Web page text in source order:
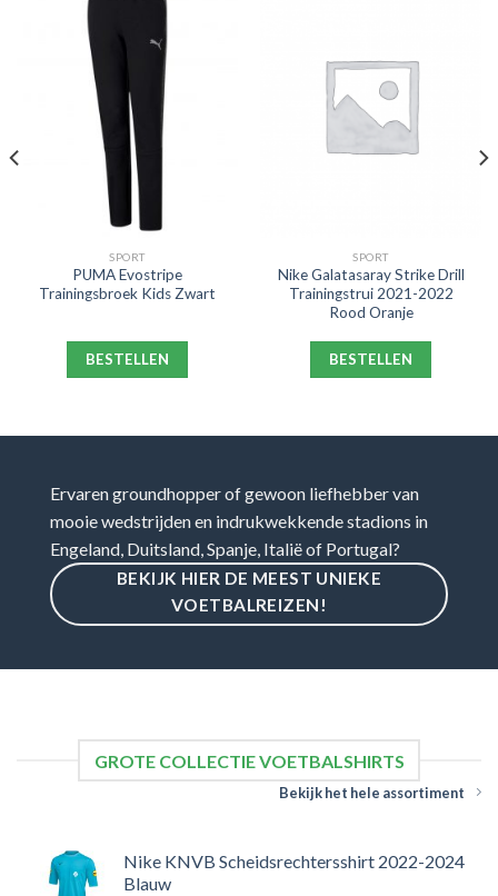
SPORT
PUMA Evostripe
Trainingsbroek Kids Zwart
BESTELLEN
SPORT
Nike Galatasaray Strike Drill
Trainingstrui 2021-2022
Rood Oranje
BESTELLEN
Ervaren groundhopper of gewoon liefhebber van
mooie wedstrijden en indrukwekkende stadions in
Engeland, Duitsland, Spanje, Italië of Portugal?
BEKIJK HIER DE MEEST UNIEKE
VOETBALREIZEN!
GROTE COLLECTIE VOETBALSHIRTS
Bekijk het hele assortiment
Nike KNVB Scheidsrechtersshirt 2022-2024
Blauw